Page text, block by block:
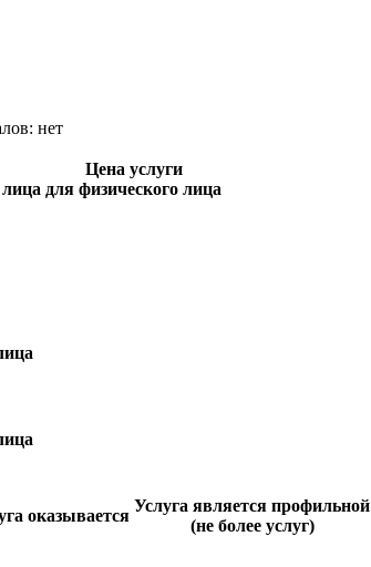
нет
Цена услуги
для физического лица
оказывается
Услуга является профильной
(не более услуг)